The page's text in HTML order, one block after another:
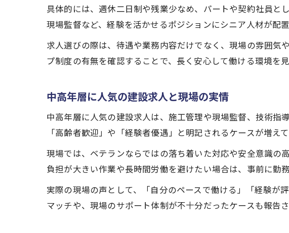
建設
高齢
建設
中高
具体的には、週休二日制や残業少なめ、パートや契約社員と
現場監督など、経験を活かせるポジションにシニア人材が配
求人選びの際は、待遇や業務内容だけでなく、現場の雰囲気
プ制度の有無を確認することで、長く安心して働ける環境を
中高年層に人気の建設求人と現場の実情
中高年層に人気の建設求人は、施工管理や現場監督、技術
「高齢者歓迎」や「経験者優遇」と明記されるケースが増え
現場では、ベテランならではの落ち着いた対応や安全意識の
負担が大きい作業や長時間労働を避けたい場合は、事前に勤
実際の現場の声として、「自分のペースで働ける」「経験が
マッチや、現場のサポート体制が不十分だったケースも報告